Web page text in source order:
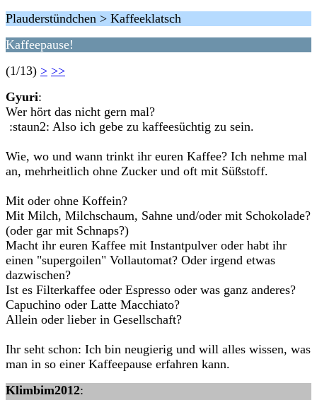
Plauderstündchen > Kaffeeklatsch
Kaffeepause!
(1/13) > >>
Gyuri:
Wer hört das nicht gern mal?
:staun2: Also ich gebe zu kaffeesüchtig zu sein.
Wie, wo und wann trinkt ihr euren Kaffee? Ich nehme mal
an, mehrheitlich ohne Zucker und oft mit Süßstoff.
Mit oder ohne Koffein?
Mit Milch, Milchschaum, Sahne und/oder mit Schokolade?
(oder gar mit Schnaps?)
Macht ihr euren Kaffee mit Instantpulver oder habt ihr
einen "supergoilen" Vollautomat? Oder irgend etwas
dazwischen?
Ist es Filterkaffee oder Espresso oder was ganz anderes?
Capuchino oder Latte Macchiato?
Allein oder lieber in Gesellschaft?
Ihr seht schon: Ich bin neugierig und will alles wissen, was
man in so einer Kaffeepause erfahren kann.
Klimbim2012: